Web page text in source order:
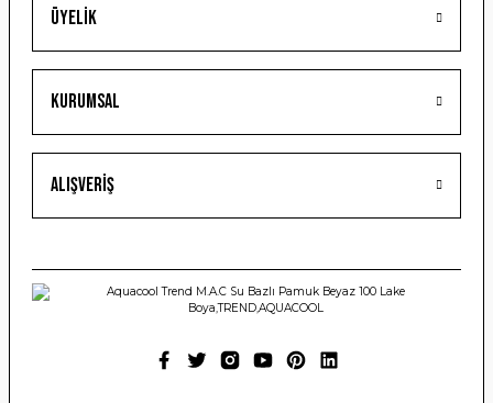
Gönder
Üyelik
Kurumsal
Alışveriş